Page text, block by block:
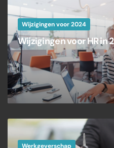
Wijzigingen voor 2024
Wijzigingen voor HR in
Werkgeverschap